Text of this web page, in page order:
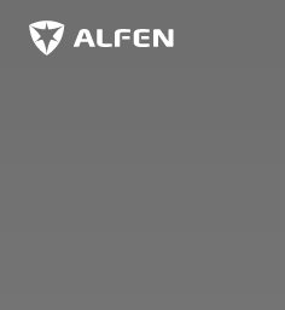
Overslaan naar hoofdinhoud
Alfen